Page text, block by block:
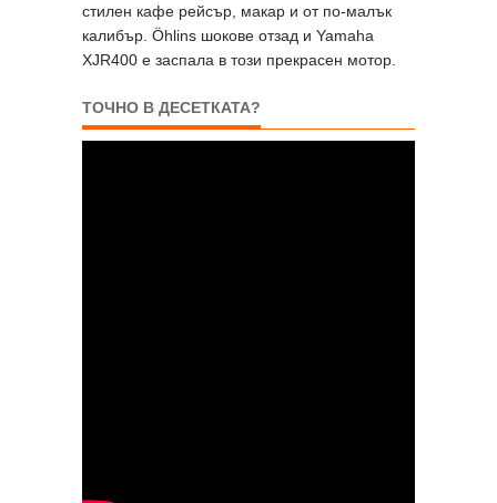
стилен кафе рейсър, макар и от по-малък
калибър. Öhlins шокове отзад и Yamaha
XJR400 е заспала в този прекрасен мотор.
ТОЧНО В ДЕСЕТКАТА?